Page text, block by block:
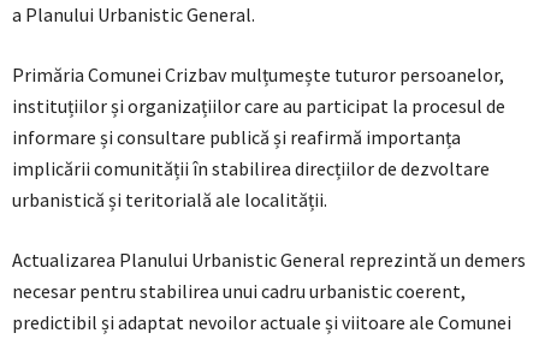
a Planului Urbanistic General.
Primăria Comunei Crizbav mulțumește tuturor persoanelor,
instituțiilor și organizațiilor care au participat la procesul de
informare și consultare publică și reafirmă importanța
implicării comunității în stabilirea direcțiilor de dezvoltare
urbanistică și teritorială ale localității.
Actualizarea Planului Urbanistic General reprezintă un demers
necesar pentru stabilirea unui cadru urbanistic coerent,
predictibil și adaptat nevoilor actuale și viitoare ale Comunei